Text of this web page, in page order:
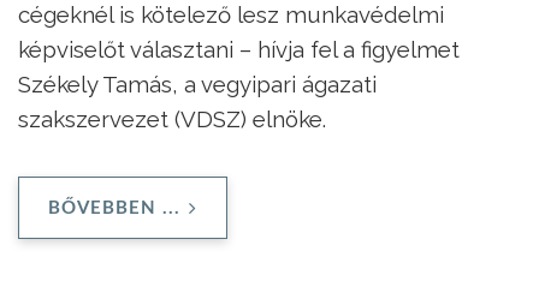
cégeknél is kötelező lesz munkavédelmi
képviselőt választani – hívja fel a figyelmet
Székely Tamás, a vegyipari ágazati
szakszervezet (VDSZ) elnöke.
BŐVEBBEN ...